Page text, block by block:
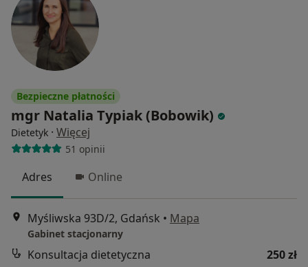
Bezpieczne płatności
mgr Natalia Typiak (Bobowik)
Dietetyk · Więcej
51 opinii
Adres Online
Myśliwska 93D/2, Gdańsk • Mapa
Gabinet stacjonarny
Konsultacja dietetyczna
250 zł